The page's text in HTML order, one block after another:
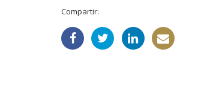
Compartir: